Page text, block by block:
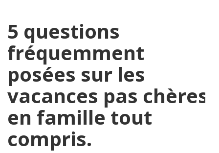
5 questions
fréquemment
posées sur les
vacances pas chères
en famille tout
compris.